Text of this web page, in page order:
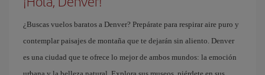
¿Buscas vuelos baratos a Denver? Prepárate para respirar aire puro y
contemplar paisajes de montaña que te dejarán sin aliento. Denver
es una ciudad que te ofrece lo mejor de ambos mundos: la emoción